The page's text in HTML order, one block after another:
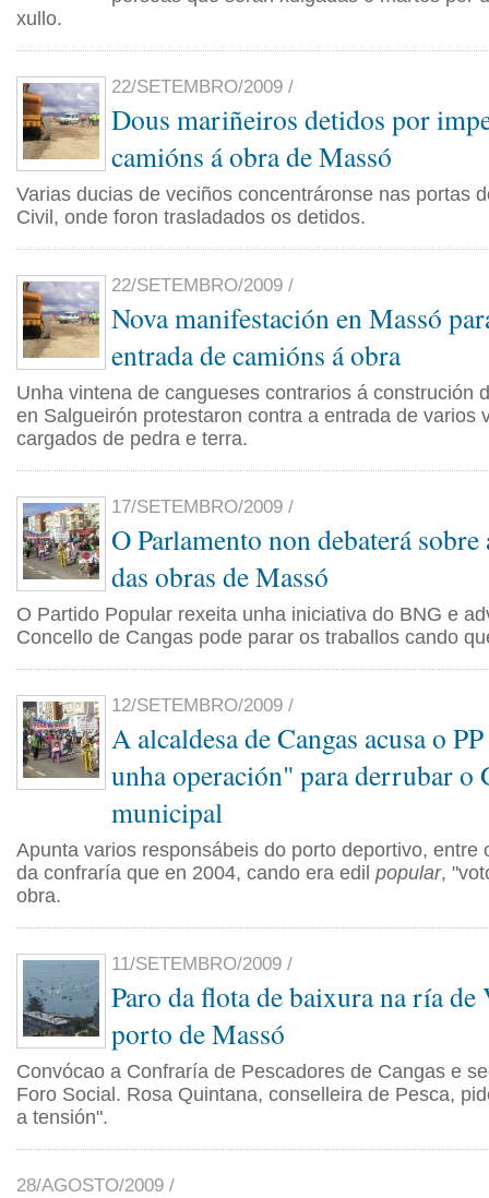
xullo.
22/SETEMBRO/2009 /
Dous mariñeiros detidos por
camións á obra de Massó
Varias ducias de veciños concentráronse nas portas
Civil, onde foron trasladados os detidos.
22/SETEMBRO/2009 /
Nova manifestación en Massó
entrada de camións á obra
Unha vintena de cangueses contrarios á construción
en Salgueirón protestaron contra a entrada de varios
cargados de pedra e terra.
17/SETEMBRO/2009 /
O Parlamento non debaterá
das obras de Massó
O Partido Popular rexeita unha iniciativa do BNG e
Concello de Cangas pode parar os traballos cando
12/SETEMBRO/2009 /
A alcaldesa de Cangas acusa o
unha operación" para derrubar o
municipal
Apunta varios responsábeis do porto deportivo, entre
da confraría que en 2004, cando era edil popular,
obra.
11/SETEMBRO/2009 /
Paro da flota de baixura na ría
porto de Massó
Convócao a Confraría de Pescadores de Cangas e
Foro Social. Rosa Quintana, conselleira de Pesca,
a tensión".
28/AGOSTO/2009 /